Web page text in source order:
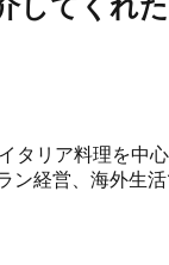
してくれ
タリア料理を中
ン経営、海外生